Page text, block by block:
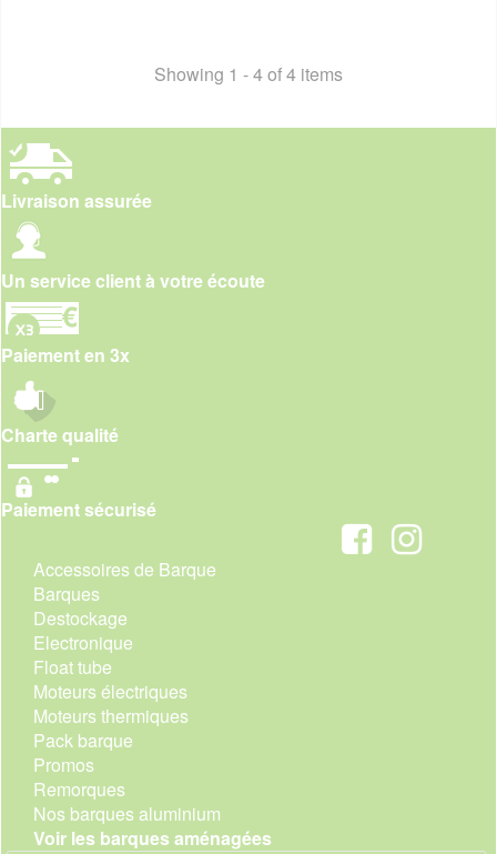
Showing 1 - 4 of 4 items
Livraison assurée
Un service client à votre écoute
Paiement en 3x
Charte qualité
Paiement sécurisé
Accessoires de Barque
Barques
Destockage
Electronique
Float tube
Moteurs électriques
Moteurs thermiques
Pack barque
Promos
Remorques
Nos barques aluminium
Voir les barques aménagées